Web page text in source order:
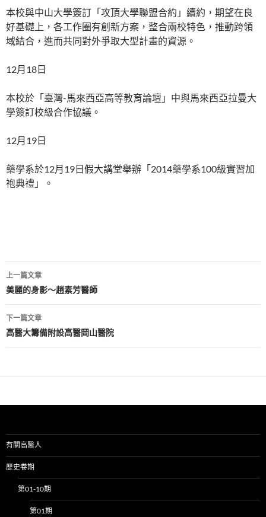
本校與中山大學簽訂「攻頂大學聯盟合約」續約，期望在良
好基礎上，各工作圈有創新方案，整合兩校特色，推動跨領
域結合，進而共同對外爭取大型計畫的資源。
12月18日
本校於「臺灣-馬來西亞高等教育論壇」中與馬來西亞拉曼大
學簽訂校級合作協議。
12月19日
藥學系於12月19日假大講堂舉辦「2014藥學系100級實習加
袍典禮」。
文
章
導
覽
上一篇文章
美麗的身影～趙素芳醫師
下一篇文章
高醫大籌備附設高醫岡山醫院
有關高醫人
歷史卷期
第01-10期
第01期